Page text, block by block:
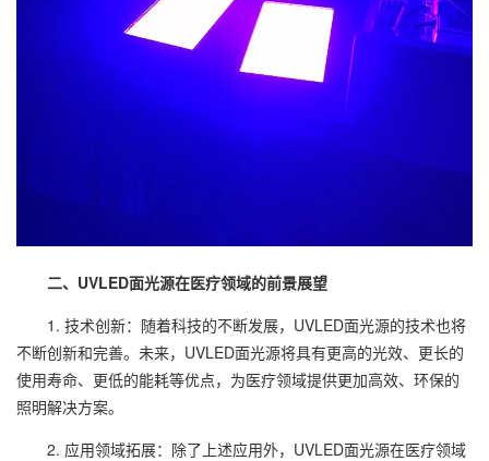
二、UVLED面光源在医疗领域的前景展望
1. 技术创新：随着科技的不断发展，UVLED面光源的技术也将
不断创新和完善。未来，UVLED面光源将具有更高的光效、更长的
使用寿命、更低的能耗等优点，为医疗领域提供更加高效、环保的
照明解决方案。
2. 应用领域拓展：除了上述应用外，UVLED面光源在医疗领域